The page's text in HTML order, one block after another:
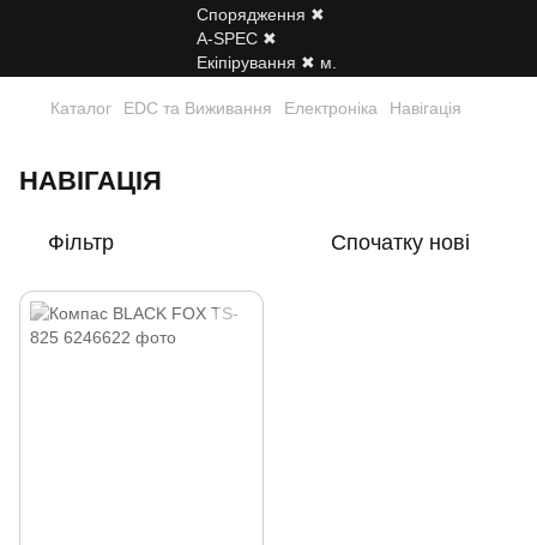
Каталог EDC та Виживання Електроніка Навігація
НАВІГАЦІЯ
Фільтр Спочатку нові